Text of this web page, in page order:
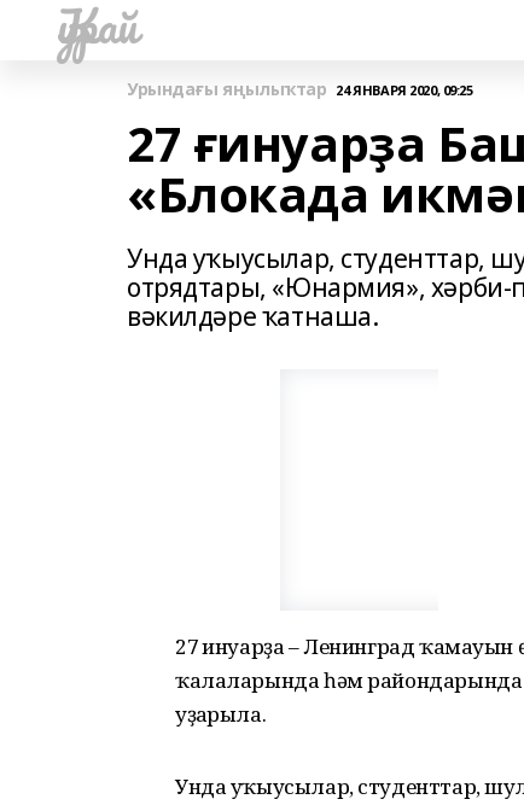
Ҡурай
Урындағы яңылыҡтар 24 ЯНВАРЯ 2020, 09:25
27 ғинуарҙа
«Блокада
Унда уҡыусылар, студенттар,
отрядтары, «Юнармия», хәрби-
вәкилдәре ҡатнаша.
27 ғинуарҙа – Ленинград
ҡалаларында һәм райондарында
уҙғарыла.
Унда уҡыусылар, студенттар,